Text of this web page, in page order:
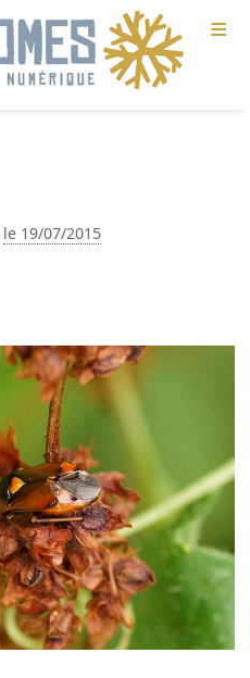
≡
le 19/07/2015